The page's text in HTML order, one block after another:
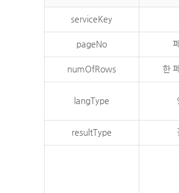
serviceKey
pageNo
numOfRows 한
langType
resultType